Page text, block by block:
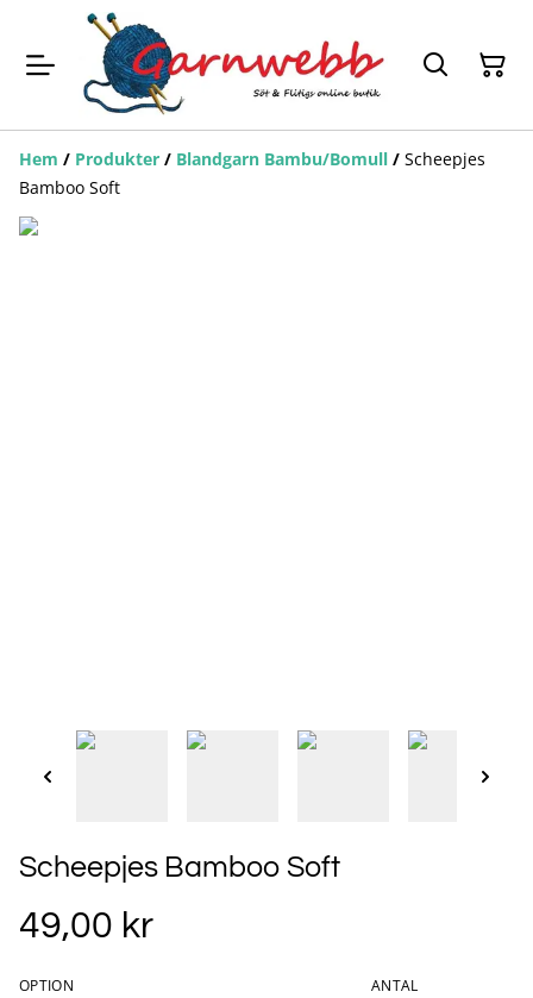
Hem / Produkter / Blandgarn Bambu/Bomull / Scheepjes
Bamboo Soft
Scheepjes Bamboo Soft
49,00 kr
OPTION ANTAL